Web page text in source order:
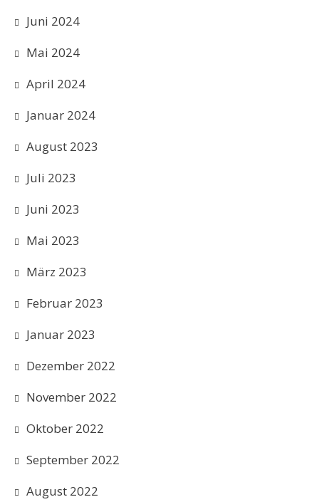
Juni 2024
Mai 2024
April 2024
Januar 2024
August 2023
Juli 2023
Juni 2023
Mai 2023
März 2023
Februar 2023
Januar 2023
Dezember 2022
November 2022
Oktober 2022
September 2022
August 2022